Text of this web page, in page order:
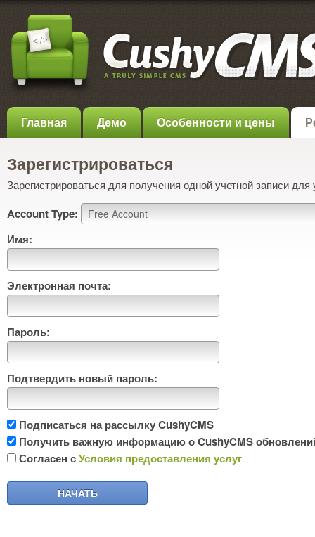
Главная Демо Особенности и цены
Зарегистрироваться
Зарегистрироваться для получения одной учетной записи
Account Type:
Имя:
Электронная почта:
Пароль:
Подтвердить новый пароль:
Подписаться на рассылку CushyCMS
Получить важную информацию о CushyCMS
Согласен сУсловия предоставления услуг
НАЧАТЬ